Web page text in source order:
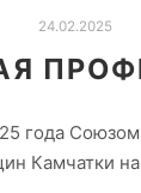
24.02.2025
года
Камчатки